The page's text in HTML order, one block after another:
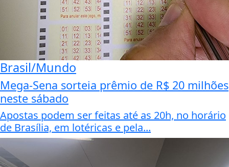
Brasil/Mundo
Mega-Sena sorteia prêmio de R$ 20 milhões
neste sábado
Apostas podem ser feitas até as 20h, no horário
de Brasília, em lotéricas e pela...